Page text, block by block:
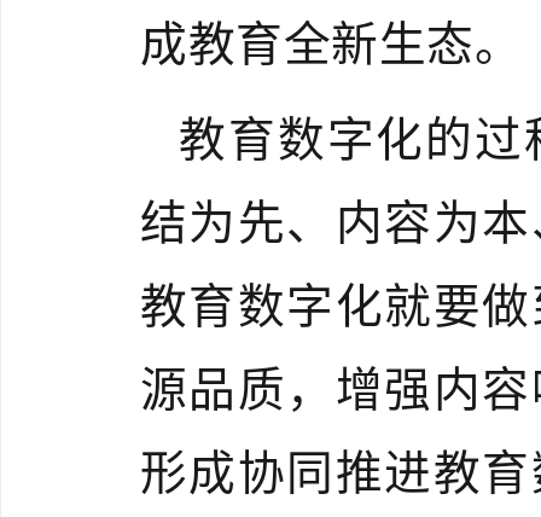
成教育全新生态。
教育数字化的
结为先、内容为
教育数字化就要
源品质，增强内
形成协同推进教